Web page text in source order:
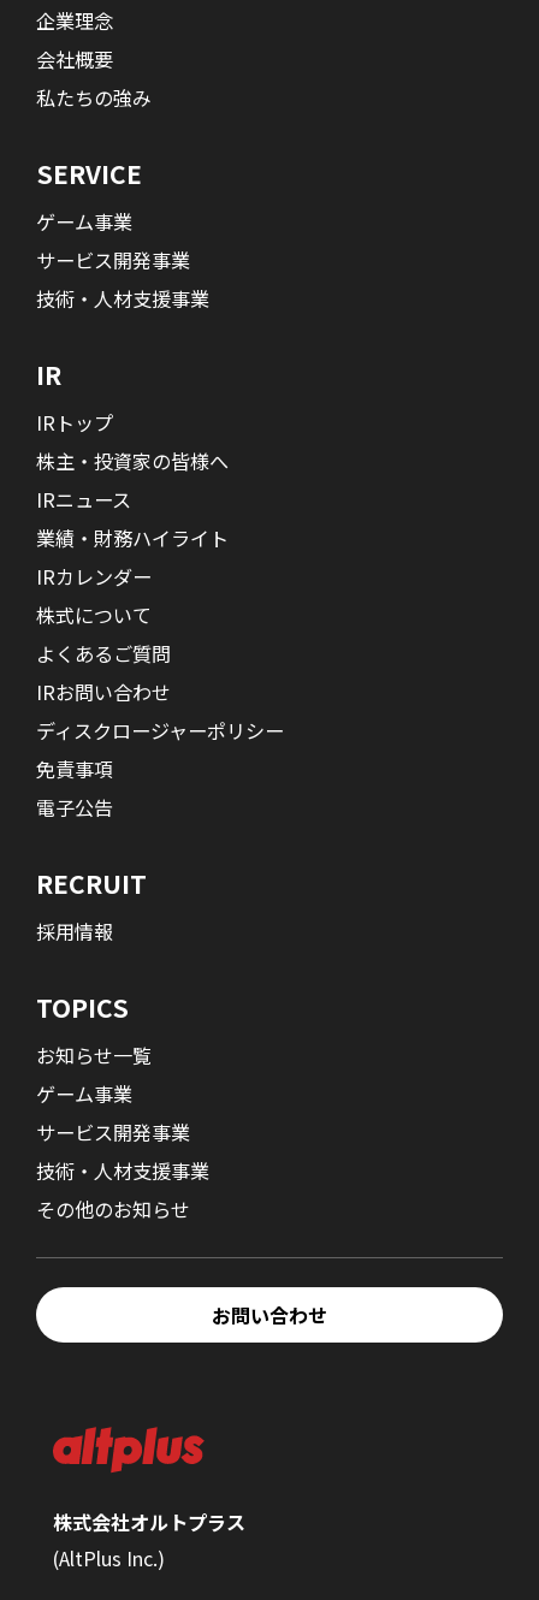
株式会社オルトプラス
(AltPlus Inc.)
企業理念
会社概要
私たちの強み
SERVICE
ゲーム事業
サービス開発事業
技術・人材支援事業
IR
IRトップ
株主・投資家の皆様へ
IRニュース
業績・財務ハイライト
IRカレンダー
株式について
よくあるご質問
IRお問い合わせ
ディスクロージャーポリシー
免責事項
電子公告
RECRUIT
採用情報
TOPICS
お知らせ一覧
ゲーム事業
サービス開発事業
技術・人材支援事業
その他のお知らせ
お問い合わせ